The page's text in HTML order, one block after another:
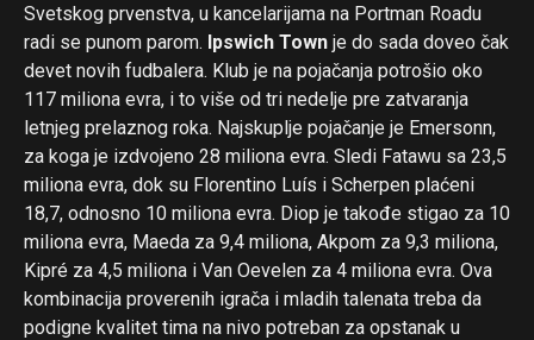
Svetskog prvenstva, u kancelarijama na Portman Roadu
radi se punom parom. Ipswich Town je do sada doveo čak
devet novih fudbalera. Klub je na pojačanja potrošio oko
117 miliona evra, i to više od tri nedelje pre zatvaranja
letnjeg prelaznog roka. Najskuplje pojačanje je Emersonn,
za koga je izdvojeno 28 miliona evra. Sledi Fatawu sa 23,5
miliona evra, dok su Florentino Luís i Scherpen plaćeni
18,7, odnosno 10 miliona evra. Diop je takođe stigao za 10
miliona evra, Maeda za 9,4 miliona, Akpom za 9,3 miliona,
Kipré za 4,5 miliona i Van Oevelen za 4 miliona evra. Ova
kombinacija proverenih igrača i mladih talenata treba da
podigne kvalitet tima na nivo potreban za opstanak u